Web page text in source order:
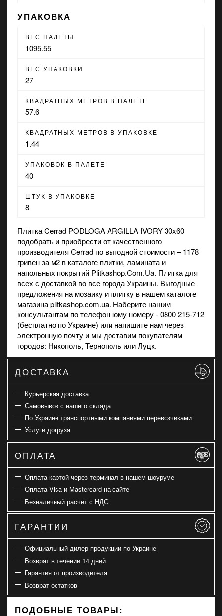
УПАКОВКА
ВЕС ПАЛЕТЫ
1095.55
ВЕС УПАКОВКИ
27
КВАДРАТНЫХ МЕТРОВ В ПАЛЕТЕ
57.6
КВАДРАТНЫХ МЕТРОВ В УПАКОВКЕ
1.44
УПАКОВОК В ПАЛЕТЕ
40
ШТУК В УПАКОВКЕ
8
Плитка Cerrad PODLOGA ARGILLA IVORY 30x60
подобрать и приобрести от качественного
производителя Cerrad по выгодной стоимости – 1178
гривен за м2 в каталоге плитки, ламината и
напольных покрытий Plitkashop.Com.Ua. Плитка для
всех с доставкой во все города Украины. Выгодные
предложения на мозаику и плитку в нашем каталоге
магазина plitkashop.com.ua. Наберите нашим
консультантам по телефонному номеру - 0800 215-712
(бесплатно по Украине) или напишите нам через
электронную почту и мы доставим покупателям
городов: Никополь, Тернополь или Луцк.
ДОСТАВКА
Курьерская доставка
Самовывоз с нашего склада
По Украине транспортными компаниями перевозчиками
Услуги догруза
ОПЛАТА
Оплата картой через терминал в нашем шоуруме
Оплата Visa и Mastercard на сайте
Безналичный расчет с НДС
ГАРАНТИИ
Официальный дилер продукции по Украине
Возврат в течении 14 дней
Гарантия от производителя
Возврат остатков
ПОДОБНЫЕ ТОВАРЫ: